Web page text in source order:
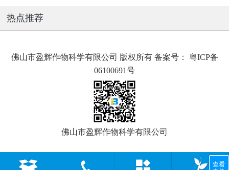
热点推荐
佛山市盈辉作物科学有限公司 版权所有 备案号： 粤ICP备
06100691号
佛山市盈辉作物科学有限公司
查看